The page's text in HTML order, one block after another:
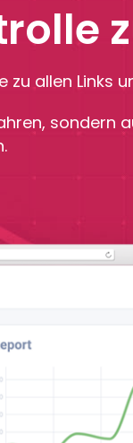
allen Links
sondern